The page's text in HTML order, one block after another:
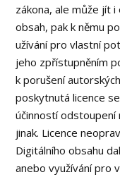
zákona, ale může jít
obsah, pak k němu
užívání pro vlastní
jeho zpřístupněním
k porušení
poskytnutá licence
účinností odstoupení
jinak. Licence
Digitálního obsahu
anebo využívání pro